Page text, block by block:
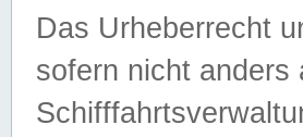
Das Urheberrecht
sofern nicht anders